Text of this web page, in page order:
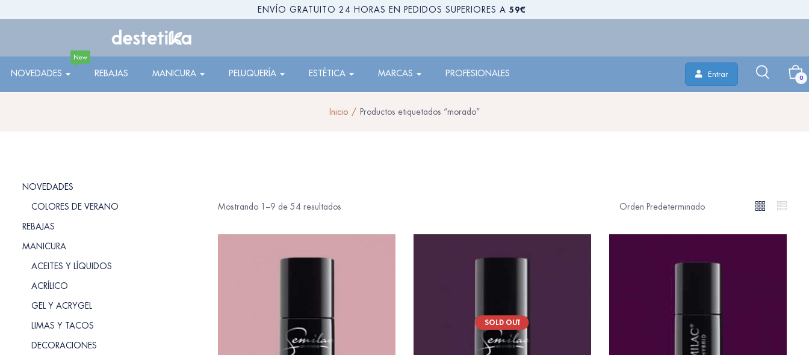
ENVÍO GRATUITO 24 HORAS EN PEDIDOS SUPERIORES A 59€
NOVEDADES
New
REBAJAS MANICURA PELUQUERÍA ESTÉTICA MARCAS PROFESIONALES Entrar 0
Inicio Productos etiquetados “morado”
NOVEDADES
COLORES DE VERANO
REBAJAS
MANICURA
ACEITES Y LÍQUIDOS
ACRÍLICO
GEL Y ACRYGEL
LIMAS Y TACOS
DECORACIONES
Mostrando 1–9 de 54 resultados
SOLD OUT